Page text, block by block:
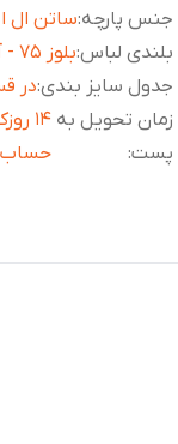
جنس پارچه:ساتن ال ایکس
بلندی لباس:بلوز 75 - آستین 25 - شلوارک ۵۰
جدول سایز بندی:در
زمان تحویل به
پست:
۱۴
حساب